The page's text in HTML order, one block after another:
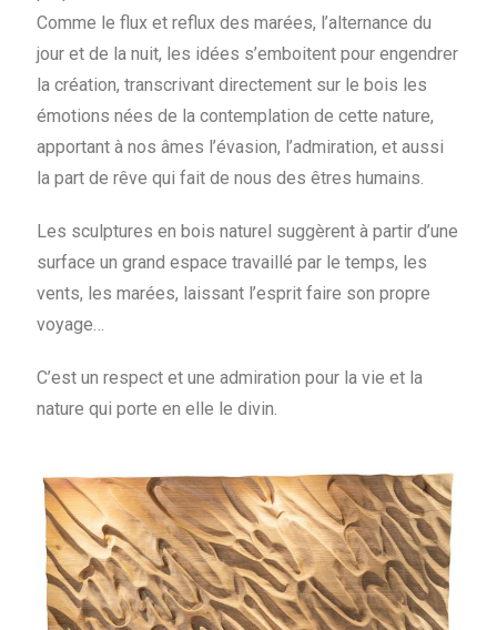
Comme le flux et reflux des marées, l’alternance du
jour et de la nuit, les idées s’emboitent pour engendrer
la création, transcrivant directement sur le bois les
émotions nées de la contemplation de cette nature,
apportant à nos âmes l’évasion, l’admiration, et aussi
la part de rêve qui fait de nous des êtres humains.
Les sculptures en bois naturel suggèrent à partir d’une
surface un grand espace travaillé par le temps, les
vents, les marées, laissant l’esprit faire son propre
voyage…
C’est un respect et une admiration pour la vie et la
nature qui porte en elle le divin.